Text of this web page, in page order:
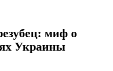
миф о
Украины